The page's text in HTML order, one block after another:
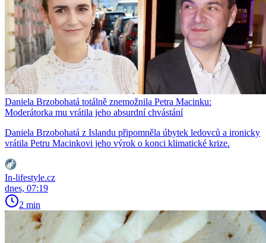
Daniela Brzobohatá totálně znemožnila Petra Macinku:
Moderátorka mu vrátila jeho absurdní chvástání
Daniela Brzobohatá z Islandu připomněla úbytek ledovců a ironicky
vrátila Petru Macinkovi jeho výrok o konci klimatické krize.
In-lifestyle.cz
dnes, 07:19
2 min